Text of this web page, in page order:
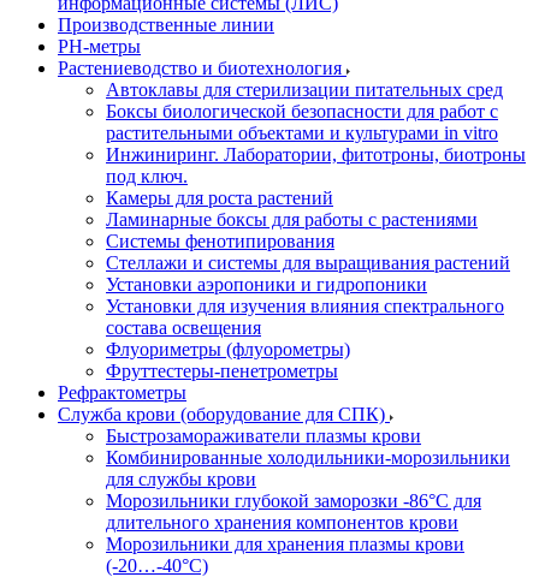
Производственные линии
РH-метры
Растениеводство и биотехнология
Автоклавы для стерилизации питательных сред
Боксы биологической безопасности для работ с
растительными объектами и культурами in vitro
Инжиниринг. Лаборатории, фитотроны, биотроны
под ключ.
Камеры для роста растений
Ламинарные боксы для работы с растениями
Системы фенотипирования
Стеллажи и системы для выращивания растений
Установки аэропоники и гидропоники
Установки для изучения влияния спектрального
состава освещения
Флуориметры (флуорометры)
Фруттестеры-пенетрометры
Рефрактометры
Служба крови (оборудование для СПК)
Быстрозамораживатели плазмы крови
Комбинированные холодильники-морозильники
для службы крови
Морозильники глубокой заморозки -86°С для
длительного хранения компонентов крови
Морозильники для хранения плазмы крови
(-20…-40°С)